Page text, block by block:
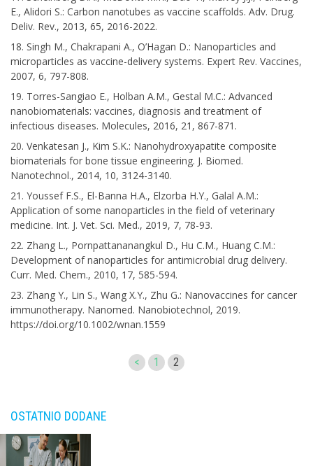
E., Alidori S.: Carbon nanotubes as vaccine scaffolds. Adv. Drug.
Deliv. Rev., 2013, 65, 2016-2022.
18. Singh M., Chakrapani A., O’Hagan D.: Nanoparticles and
microparticles as vaccine-delivery systems. Expert Rev. Vaccines,
2007, 6, 797-808.
19. Torres-Sangiao E., Holban A.M., Gestal M.C.: Advanced
nanobiomaterials: vaccines, diagnosis and treatment of
infectious diseases. Molecules, 2016, 21, 867-871.
20. Venkatesan J., Kim S.K.: Nanohydroxyapatite composite
biomaterials for bone tissue engineering. J. Biomed.
Nanotechnol., 2014, 10, 3124-3140.
21. Youssef F.S., El-Banna H.A., Elzorba H.Y., Galal A.M.:
Application of some nanoparticles in the field of veterinary
medicine. Int. J. Vet. Sci. Med., 2019, 7, 78-93.
22. Zhang L., Pornpattananangkul D., Hu C.M., Huang C.M.:
Development of nanoparticles for antimicrobial drug delivery.
Curr. Med. Chem., 2010, 17, 585-594.
23. Zhang Y., Lin S., Wang X.Y., Zhu G.: Nanovaccines for cancer
immunotherapy. Nanomed. Nanobiotechnol, 2019.
https://doi.org/10.1002/wnan.1559
< 1 2
OSTATNIO DODANE